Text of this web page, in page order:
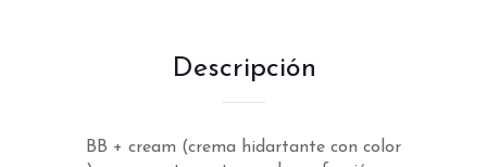
Descripción
BB + cream (crema hidartante con color